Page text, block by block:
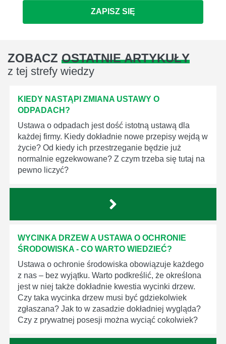
ZAPISZ SIĘ
ZOBACZ OSTATNIE ARTYKUŁY
z tej strefy wiedzy
KIEDY NASTĄPI ZMIANA USTAWY O
ODPADACH?
Ustawa o odpadach jest dość istotną ustawą dla
każdej firmy. Kiedy dokładnie nowe przepisy wejdą w
życie? Od kiedy ich przestrzeganie będzie już
normalnie egzekwowane? Z czym trzeba się tutaj na
pewno liczyć?
WYCINKA DRZEW A USTAWA O OCHRONIE
ŚRODOWISKA - CO WARTO WIEDZIEĆ?
Ustawa o ochronie środowiska obowiązuje każdego
z nas – bez wyjątku. Warto podkreślić, że określona
jest w niej także dokładnie kwestia wycinki drzew.
Czy taka wycinka drzew musi być gdziekolwiek
zgłaszana? Jak to w zasadzie dokładniej wygląda?
Czy z prywatnej posesji można wyciąć cokolwiek?